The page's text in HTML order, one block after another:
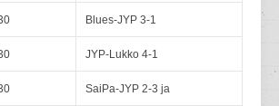
Blues-JYP 3-1
JYP-Lukko 4-1
SaiPa-JYP 2-3 ja